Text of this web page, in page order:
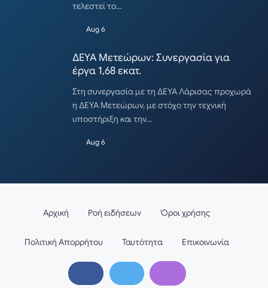
τελεστεί το…
Aug 6
ΔΕΥΑ Μετεώρων: Συνεργασία για
έργα 1,68 εκατ.
Στη συνεργασία με τη ΔΕΥΑ Λάρισας προχωρά
η ΔΕΥΑ Μετεώρων, με στόχο την τεχνική
υποστήριξη και την…
Aug 6
Αρχική Ροή ειδήσεων Όροι χρήσης
Πολιτική Απορρήτου Ταυτότητα Επικοινωνία